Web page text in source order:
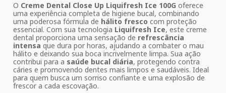
O Creme Dental Close Up Liquifresh Ice 100G oferece
uma experiência completa de higiene bucal, combinando
uma poderosa fórmula de hálito fresco com proteção
essencial. Com sua tecnologia Liquifresh Ice, este creme
dental proporciona uma sensação de refrescância
intensa que dura por horas, ajudando a combater o mau
hálito e deixando sua boca incrivelmente limpa. Sua ação
contribui para a saúde bucal diária, protegendo contra
cáries e promovendo dentes mais limpos e saudáveis. Ideal
para quem busca um sorriso confiante e uma explosão de
frescor a cada escovação.